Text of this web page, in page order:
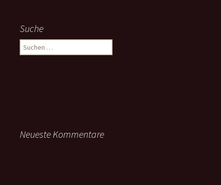
Suche
Suchen
nach:
Neueste Kommentare